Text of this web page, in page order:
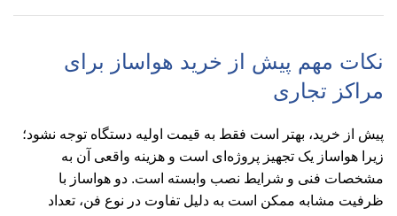
نکات مهم پیش از خرید هواساز برای
مراکز تجاری
پیش از خرید، بهتر است فقط به قیمت اولیه دستگاه توجه نشود؛
زیرا هواساز یک تجهیز پروژه‌ای است و هزینه واقعی آن به
مشخصات فنی و شرایط نصب وابسته است. دو هواساز با
ظرفیت مشابه ممکن است به دلیل تفاوت در نوع فن، تعداد